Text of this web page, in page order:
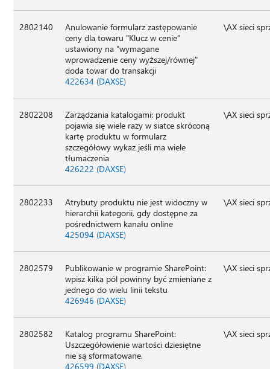
2802140
Anulowanie formularz zastępowanie
ceny dla towaru "Klucz w cenie"
ustawiony na "wymagane
wprowadzenie ceny wyższej/równej"
doda towar do transakcji
422634 (DAXSE)
\AX sieci
2802208
Zarządzania katalogami: produkt
pojawia się wiele razy w siatce skróconą
kartę produktu w formularz
szczegółowy wykaz jeśli ma wiele
tłumaczenia
426222 (DAXSE)
\AX sieci
2802233
Atrybuty produktu nie jest widoczny w
hierarchii kategorii, gdy dostępne za
pośrednictwem kanału online
425094 (DAXSE)
\AX sieci
2802579
Publikowanie w programie SharePoint:
wpisz kilka pól powinny być zmieniane z
jednego do wielu linii tekstu
426946 (DAXSE)
\AX sieci
2802582
Katalog programu SharePoint:
Uszczegółowienie wartości dziesiętne
nie są sformatowane.
426599 (DAXSE)
\AX sieci